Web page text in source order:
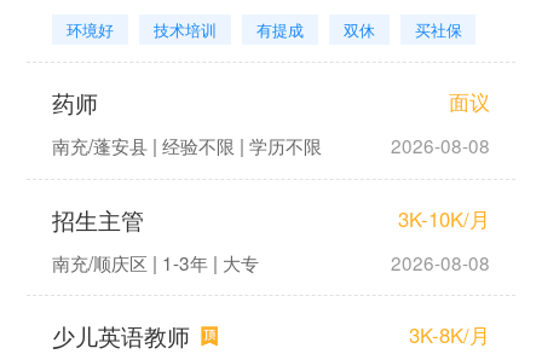
环境好 技术培训 有提成 双休 买社保
药师 面议
南充/蓬安县 | 经验不限 | 学历不限 2026-08-08
招生主管 3K-10K/月
南充/顺庆区 | 1-3年 | 大专 2026-08-08
少儿英语教师 3K-8K/月